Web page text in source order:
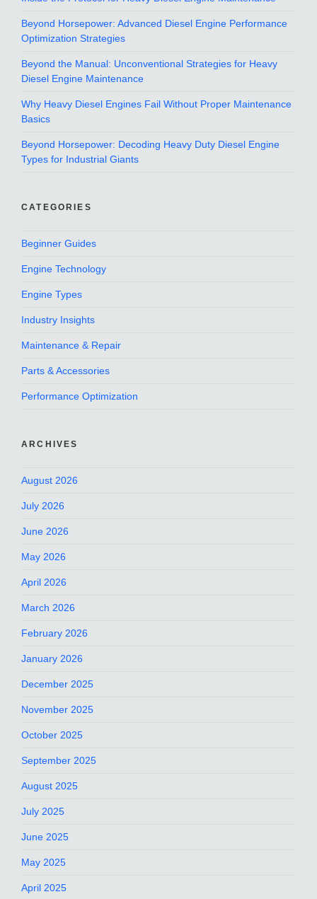
Beyond Horsepower: Advanced Diesel Engine Performance
Optimization Strategies
Beyond the Manual: Unconventional Strategies for Heavy
Diesel Engine Maintenance
Why Heavy Diesel Engines Fail Without Proper Maintenance
Basics
Beyond Horsepower: Decoding Heavy Duty Diesel Engine
Types for Industrial Giants
CATEGORIES
Beginner Guides
Engine Technology
Engine Types
Industry Insights
Maintenance & Repair
Parts & Accessories
Performance Optimization
ARCHIVES
August 2026
July 2026
June 2026
May 2026
April 2026
March 2026
February 2026
January 2026
December 2025
November 2025
October 2025
September 2025
August 2025
July 2025
June 2025
May 2025
April 2025